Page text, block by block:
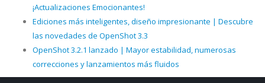
¡Actualizaciones Emocionantes!
Ediciones más inteligentes, diseño impresionante | Descubre
las novedades de OpenShot 3.3
OpenShot 3.2.1 lanzado | Mayor estabilidad, numerosas
correcciones y lanzamientos más fluidos